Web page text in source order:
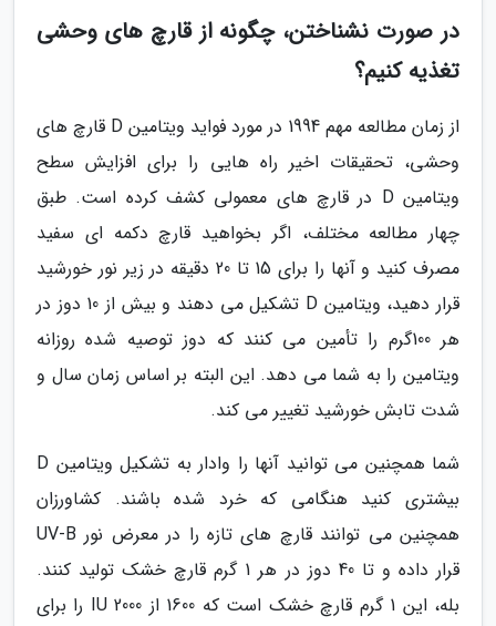
در صورت نشناختن، چگونه از قارچ های وحشی
تغذیه کنیم؟
از زمان مطالعه مهم 1994 در مورد فواید ویتامین D قارچ های
وحشی، تحقیقات اخیر راه هایی را برای افزایش سطح
ویتامین D در قارچ های معمولی کشف کرده است. طبق
چهار مطالعه مختلف، اگر بخواهید قارچ دکمه ای سفید
مصرف کنید و آنها را برای 15 تا 20 دقیقه در زیر نور خورشید
قرار دهید، ویتامین D تشکیل می دهند و بیش از 10 دوز در
هر 100گرم را تأمین می کنند که دوز توصیه شده روزانه
ویتامین را به شما می دهد. این البته بر اساس زمان سال و
شدت تابش خورشید تغییر می کند.
شما همچنین می توانید آنها را وادار به تشکیل ویتامین D
بیشتری کنید هنگامی که خرد شده باشند. کشاورزان
همچنین می توانند قارچ های تازه را در معرض نور UV-B
قرار داده و تا 40 دوز در هر 1 گرم قارچ خشک تولید کنند.
بله، این 1 گرم قارچ خشک است که 1600 از 2000 IU را برای